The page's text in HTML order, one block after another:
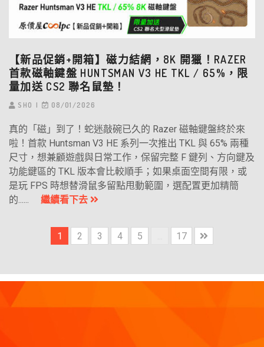
【新品促銷+開箱】磁力結網，8K 開獵！RAZER
首款磁軸鍵盤 HUNTSMAN V3 HE TKL / 65%，限
量加送 CS2 聯名鼠墊！
SHO 08/01/2026
真的「磁」到了！蛇迷敲碗已久的 Razer 磁軸鍵盤終於來
啦！首款 Huntsman V3 HE 系列一次推出 TKL 與 65% 兩種
尺寸，想兼顧遊戲與日常工作，保留完整 F 鍵列、方向鍵及
功能鍵區的 TKL 版本會比較順手；如果桌面空間有限，或
是玩 FPS 時想替滑鼠多留點甩動範圍，選配置更加精簡
的...... 繼續看下去
1 2 3 4 5 17